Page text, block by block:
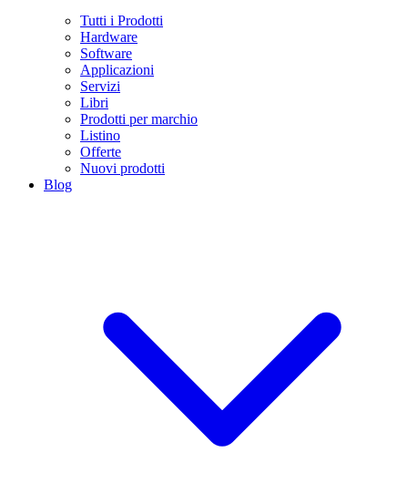
Tutti i Prodotti
Hardware
Software
Applicazioni
Servizi
Libri
Prodotti per marchio
Listino
Offerte
Nuovi prodotti
Blog